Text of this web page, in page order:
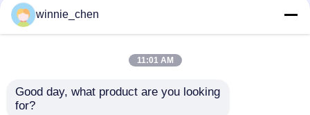
인용문을 요구하세요
마이닝 그래픽 카드
X99 게임 메인보드 데
winnie_chen
11:01 AM
Good day, what product are you looking
for?